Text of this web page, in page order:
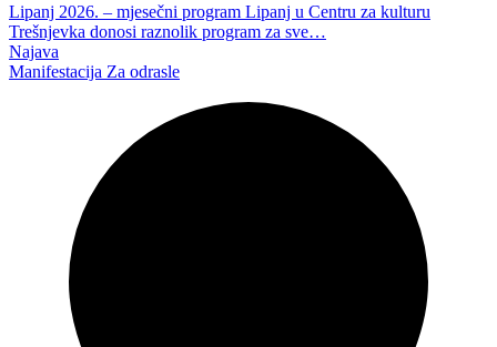
Lipanj 2026. – mjesečni program Lipanj u Centru za kulturu
Trešnjevka donosi raznolik program za sve…
Najava
Manifestacija Za odrasle